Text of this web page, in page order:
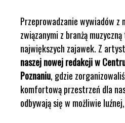
Przeprowadzanie wywiadów z
związanymi z branżą
największych zajawek. Z
naszej nowej redakcji w
Poznaniu, gdzie
komfortową przestrzeń dla
odbywają się w możliwie